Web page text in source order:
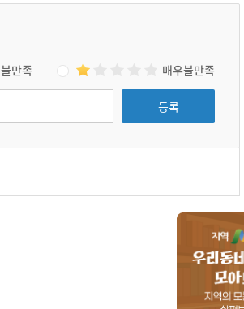
불만족 매우불만족
등록